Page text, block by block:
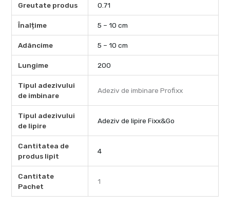
Greutate produs 0.71
Înalțime 5 – 10 cm
Adâncime 5 – 10 cm
Lungime 200
Tipul adezivului
de imbinare
Adeziv de imbinare Profixx
Tipul adezivului
de lipire
Adeziv de lipire Fixx&Go
Cantitatea de
produs lipit
4
Cantitate
Pachet
1